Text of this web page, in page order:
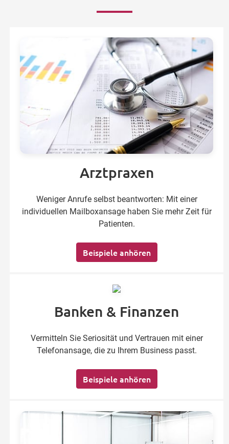
Arztpraxen
Weniger Anrufe selbst beantworten: Mit einer
individuellen Mailboxansage haben Sie mehr Zeit für
Patienten.
Beispiele anhören
Banken & Finanzen
Vermitteln Sie Seriosität und Vertrauen mit einer
Telefonansage, die zu Ihrem Business passt.
Beispiele anhören